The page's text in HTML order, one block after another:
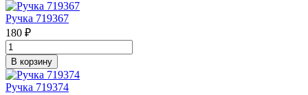
Ручка 719367
180 ₽
В корзину
Ручка 719374